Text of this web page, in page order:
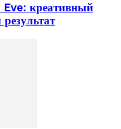
креативный